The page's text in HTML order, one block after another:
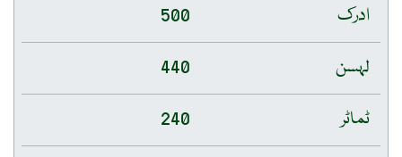
ادرک
500
لہسن
440
ٹماٹر
240